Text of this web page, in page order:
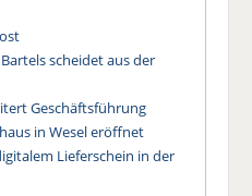
scheidet aus der
Geschäftsführung
in Wesel eröffnet
Lieferschein in der